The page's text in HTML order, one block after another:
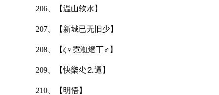
206、【温山软水】
207、【新城已无旧少】
208、【ζ♀霓渱燈丅♂】
209、【快樂尐⒉逼】
210、【明悟】